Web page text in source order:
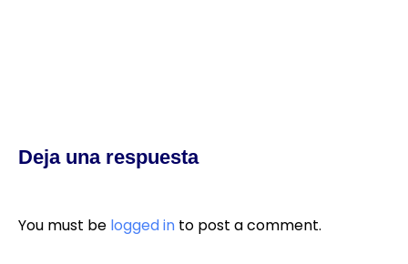
Deja una respuesta
You must be logged in to post a comment.